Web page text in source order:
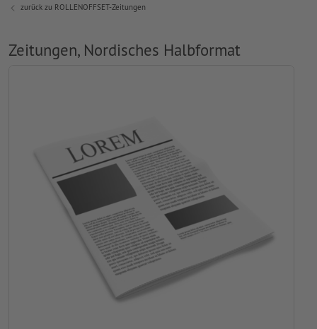
zurück zu ROLLENOFFSET-Zeitungen
Zeitungen, Nordisches Halbformat